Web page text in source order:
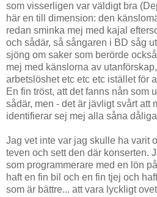
som visserligen var väldigt bra
här en till dimension: den
redan sminka mej med kajal
och sådär, så sångaren i BD såg
sjöng om saker som berörde
mej med känslorna av
arbetslöshet etc etc etc istället för
En fin tröst, att det fanns nån som
sådär, men - det är jävligt svårt att
identifierar sej mej alla såna
Jag vet inte var jag skulle ha varit
teven och sett den där konserten.
som programmerare med en lön
haft en fin bil och en fin tjej och
som är bättre... att vara lyckligt